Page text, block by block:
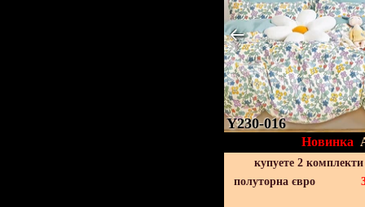
Y230-016
Новинка
купуете 2
полуторна євро